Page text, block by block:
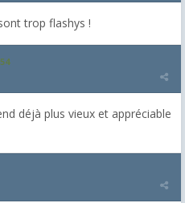
trop flashys !
déjà plus vieux et appréciable